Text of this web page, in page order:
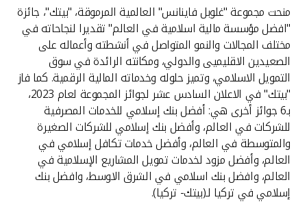
منحت مجموعة "غلوبل فاينانس" العالمية المرموقة، "بيتك"، جائزة
"افضل مؤسسة مالية اسلامية في العالم" تقديرا لنجاحاته في
مختلف المجالات والنمو المتواصل في أنشطته وأعماله على
الصعيدين الاقليميى والدولي، ومكانته الرائدة في سوق
التمويل الاسلامي، وتميز حلوله وخدماته المالية الرقمية. كما فاز
"بيتك" في الاعلان السادس عشر لجوائز المجموعة لعام 2023،
بـ6 جوائز أخرى هي: أفضل بنك إسلامي للخدمات المصرفية
للشركات في العالم، وأفضل بنك إسلامي للشركات الصغيرة
والمتوسطة في العالم، وأفضل خدمات تكافل إسلامي في
العالم، وأفضل مزود لخدمات تمويل المشاريع الإسلامية في
العالم، وافضل بنك اسلامي في الشرق الاوسط، وافضل بنك
إسلامي في تركيا لـ(بيتك- تركيا).